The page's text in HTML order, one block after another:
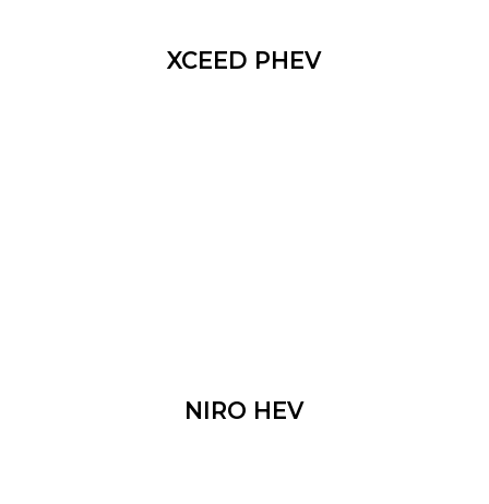
XCEED PHEV
NIRO HEV